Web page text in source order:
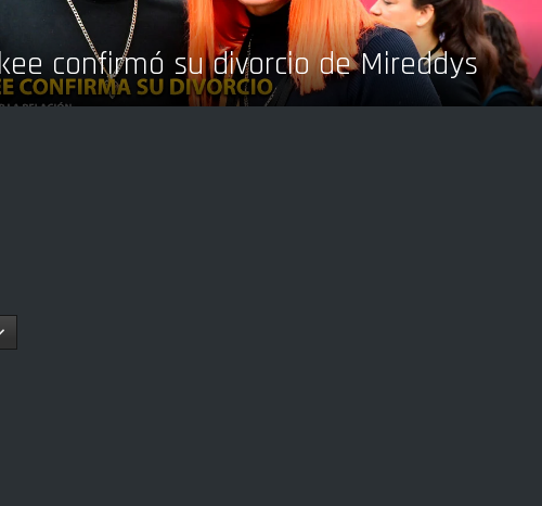
confirmó su divorcio de Mireddys